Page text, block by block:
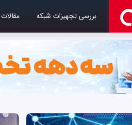
بررسی تجهیزات شبکه مقالات